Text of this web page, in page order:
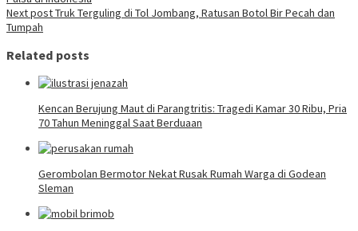
Next postTruk Terguling di Tol Jombang, Ratusan Botol Bir Pecah dan
Tumpah
Related posts
Kencan Berujung Maut di Parangtritis: Tragedi Kamar 30 Ribu, Pria
70 Tahun Meninggal Saat Berduaan
Gerombolan Bermotor Nekat Rusak Rumah Warga di Godean
Sleman